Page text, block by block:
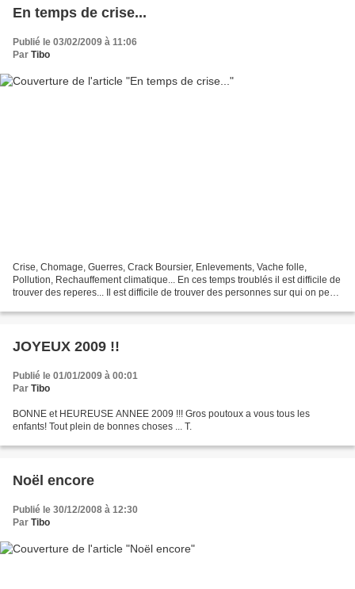
En temps de crise...
Publié le 03/02/2009 à 11:06
Par Tibo
Crise, Chomage, Guerres, Crack Boursier, Enlevements, Vache folle,
Pollution, Rechauffement climatique... En ces temps troublés il est difficile de
trouver des reperes... Il est difficile de trouver des personnes sur qui on peut
JOYEUX 2009 !!
Publié le 01/01/2009 à 00:01
Par Tibo
BONNE et HEUREUSE ANNEE 2009 !!! Gros poutoux a vous tous les
enfants! Tout plein de bonnes choses ... T.
Noël encore
Publié le 30/12/2008 à 12:30
Par Tibo